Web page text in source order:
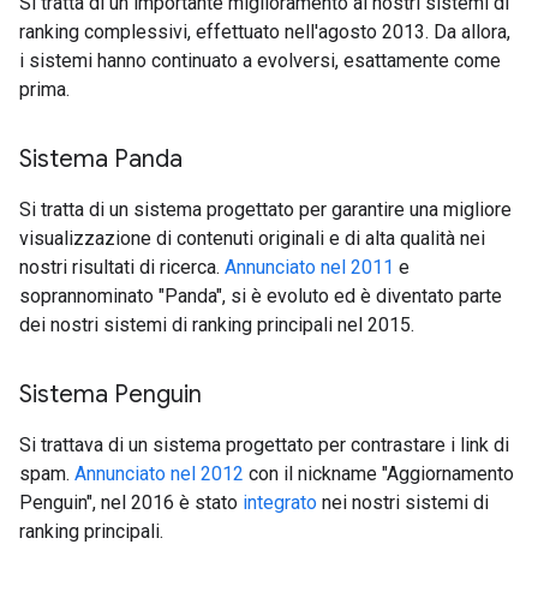
ranking complessivi, effettuato nell'agosto 2013. Da allora,
i sistemi hanno continuato a evolversi, esattamente come
prima.
Sistema Panda
Si tratta di un sistema progettato per garantire una migliore
visualizzazione di contenuti originali e di alta qualità nei
nostri risultati di ricerca. Annunciato nel 2011 e
soprannominato "Panda", si è evoluto ed è diventato parte
dei nostri sistemi di ranking principali nel 2015.
Sistema Penguin
Si trattava di un sistema progettato per contrastare i link di
spam. Annunciato nel 2012 con il nickname "Aggiornamento
Penguin", nel 2016 è stato integrato nei nostri sistemi di
ranking principali.